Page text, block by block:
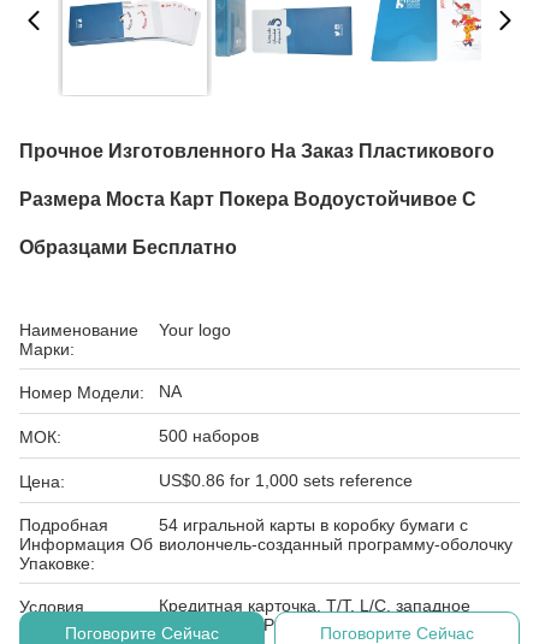
Прочное Изготовленного На Заказ Пластикового
Размера Моста Карт Покера Водоустойчивое С
Образцами Бесплатно
Наименование
Марки:
Your logo
Номер Модели: NA
МОК: 500 наборов
Цена: US$0.86 for 1,000 sets reference
Подробная
Информация Об
Упаковке:
54 игральной карты в коробку бумаги с
виолончель-созданный программу-оболочку
Условия
Оплаты:
Кредитная карточка, T/T, L/C, западное
соединение, PayPal, E-проверяя
Поговорите Сейчас Поговорите Сейчас